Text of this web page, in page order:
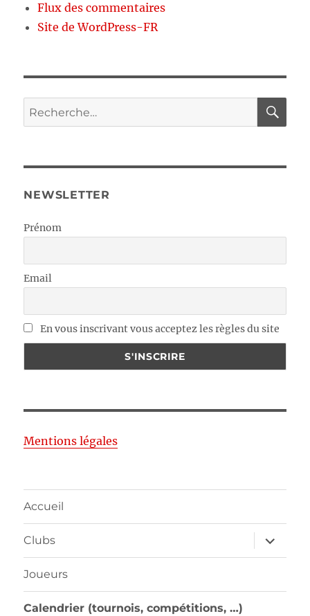
Flux des commentaires
Site de WordPress-FR
Recherche
pour :
NEWSLETTER
Prénom
Email
En vous inscrivant vous acceptez les règles du site
Mentions légales
Accueil
Clubs
ouvrir
le
sous-
Joueurs
Calendrier (tournois, compétitions, …)